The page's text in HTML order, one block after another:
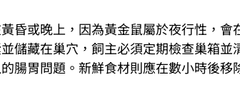
昏或晚上，因為黃金鼠屬於夜行性，
儲藏在巢穴，飼主必須定期檢查巢箱
腸胃問題。新鮮食材則應在數小時後移